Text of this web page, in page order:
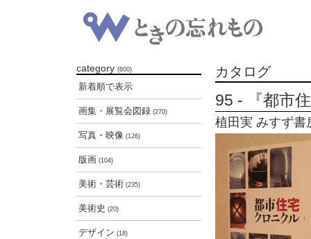
category (600)
新着順で表示
画集・展覧会図録 (270)
写真・映像 (126)
版画 (104)
美術・芸術 (235)
美術史 (20)
デザイン (18)
カタログ
95 - 『都市
植田実 みすず書